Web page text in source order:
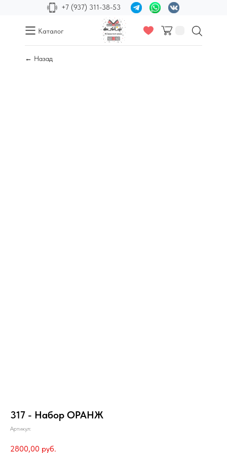
+7 (937) 311-38-53
Каталог
← Назад
317 - Набор ОРАНЖ
Артикул:
2800,00 руб.